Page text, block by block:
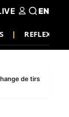
REFLEXION
EN
de tirs